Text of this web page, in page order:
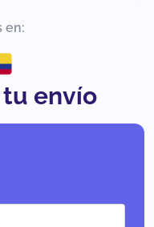
en:
envío